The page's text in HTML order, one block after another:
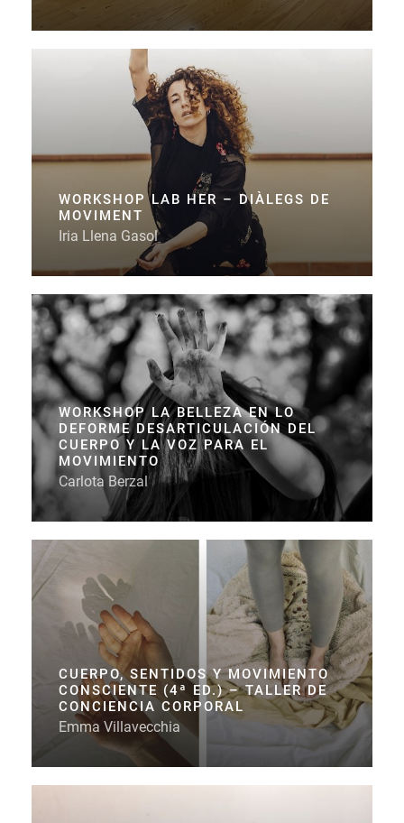
WORKSHOP LAB HER – DIÀLEGS DE
MOVIMENT
Iria Llena Gasol
WORKSHOP LA BELLEZA EN LO
DEFORME DESARTICULACIÓN DEL
CUERPO Y LA VOZ PARA EL
MOVIMIENTO
Carlota Berzal
CUERPO, SENTIDOS Y MOVIMIENTO
CONSCIENTE (4ª ED.) – TALLER DE
CONCIENCIA CORPORAL
Emma Villavecchia